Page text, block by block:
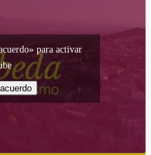
para activar